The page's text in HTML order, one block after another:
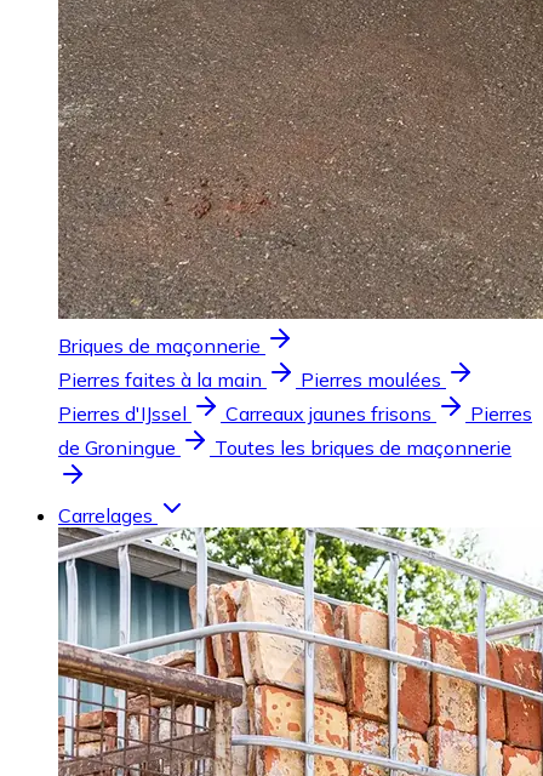
Briques de maçonnerie
Pierres faites à la main
Pierres moulées
Pierres d'IJssel
Carreaux jaunes frisons
Pierres
de Groningue
Toutes les briques de maçonnerie
Carrelages